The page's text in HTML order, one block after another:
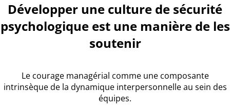
Développer une culture de sécurité
psychologique est une manière de les
soutenir
Le courage managérial comme une composante
intrinsèque de la dynamique interpersonnelle au sein des
équipes.